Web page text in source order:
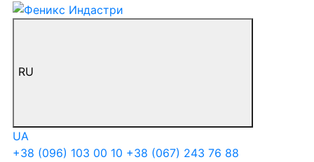
RU
UA
+38 (096) 103 00 10 +38 (067) 243 76 88